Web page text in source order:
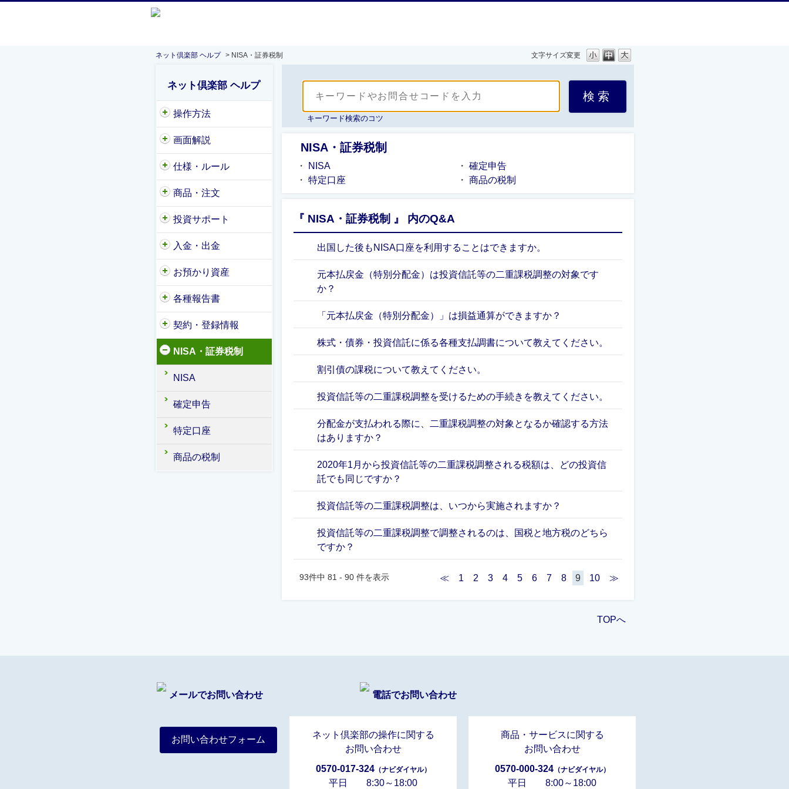
文字サイズ変更
ネット倶楽部 ヘルプ > NISA・証券税制
ネット倶楽部 ヘルプ
操作方法
画面解説
仕様・ルール
商品・注文
投資サポート
入金・出金
お預かり資産
各種報告書
契約・登録情報
NISA・証券税制
NISA
確定申告
特定口座
商品の税制
キーワード検索のコツ
NISA・証券税制
NISA
確定申告
特定口座
商品の税制
『 NISA・証券税制 』 内のQ&A
出国した後もNISA口座を利用することはできますか。
元本払戻金（特別分配金）は投資信託等の二重課税調整の対象です
か？
「元本払戻金（特別分配金）」は損益通算ができますか？
株式・債券・投資信託に係る各種支払調書について教えてください。
割引債の課税について教えてください。
投資信託等の二重課税調整を受けるための手続きを教えてください。
分配金が支払われる際に、二重課税調整の対象となるか確認する方法
はありますか？
2020年1月から投資信託等の二重課税調整される税額は、どの投資信
託でも同じですか？
投資信託等の二重課税調整は、いつから実施されますか？
投資信託等の二重課税調整で調整されるのは、国税と地方税のどちら
ですか？
93件中 81 - 90 件を表示 ≪ 1 2 3 4 5 6 7 8 9 10 ≫
TOPへ
メールでお問い合わせ
お問い合わせフォーム
電話でお問い合わせ
ネット倶楽部の操作に関する
お問い合わせ
0570-017-324（ナビダイヤル）
平日 8:30～18:00
商品・サービスに関する
お問い合わせ
0570-000-324（ナビダイヤル）
平日 8:00～18:00